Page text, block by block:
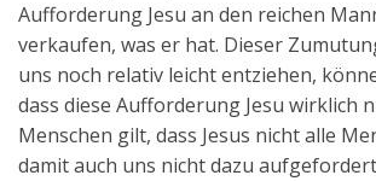
Aktuelles
Kontakt
English
Aufforderung Jesu an den reichen
verkaufen, was er hat. Dieser
uns noch relativ leicht entziehen,
dass diese Aufforderung Jesu wirklich
Menschen gilt, dass Jesus nicht alle
damit auch uns nicht dazu